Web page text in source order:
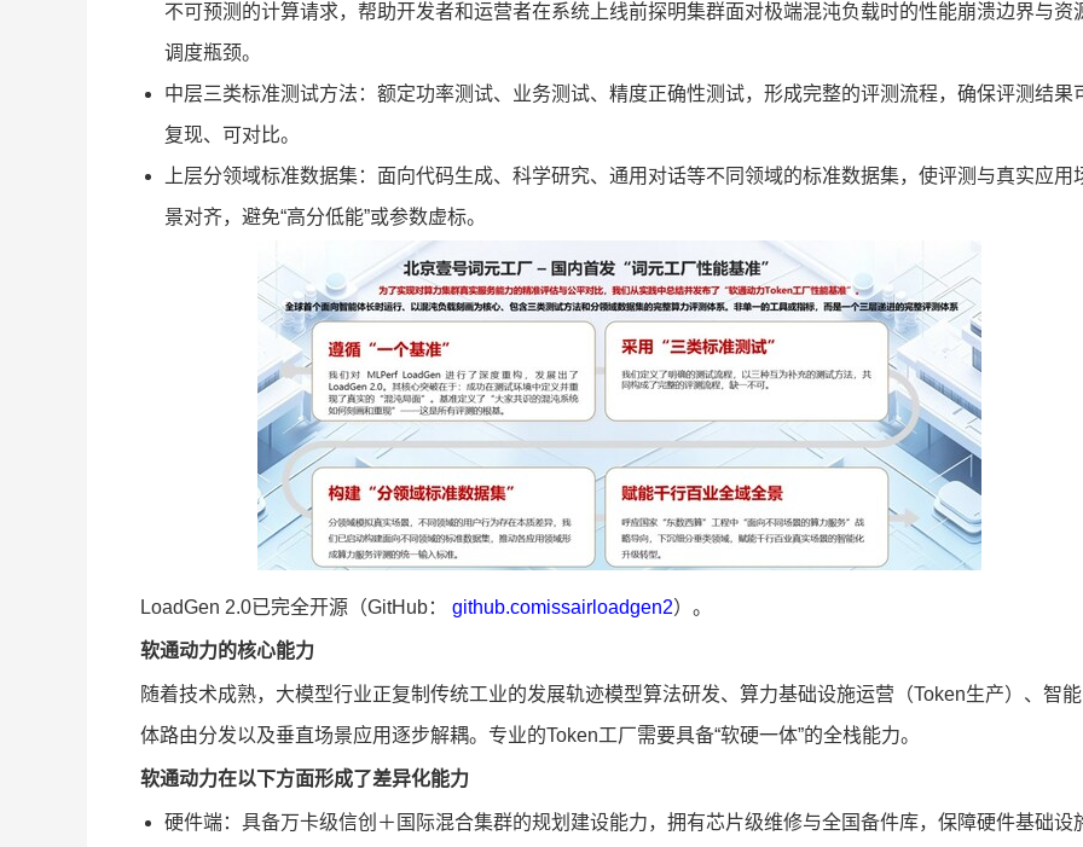
不可预测的计算请求，帮助开发者和运营者在系统上线前探明集群面对极端混沌负载时的性能崩溃边界与资
调度瓶颈。
中层三类标准测试方法：额定功率测试、业务测试、精度正确性测试，形成完整的评测流程，确保评测结果
复现、可对比。
上层分领域标准数据集：面向代码生成、科学研究、通用对话等不同领域的标准数据集，使评测与真实应用
景对齐，避免“高分低能”或参数虚标。
LoadGen 2.0已完全开源（GitHub： github.comissairloadgen2）。
软通动力的核心能力
随着技术成熟，大模型行业正复制传统工业的发展轨迹模型算法研发、算力基础设施运营（Token生产）、智能
体路由分发以及垂直场景应用逐步解耦。专业的Token工厂需要具备“软硬一体”的全栈能力。
软通动力在以下方面形成了差异化能力
硬件端：具备万卡级信创＋国际混合集群的规划建设能力，拥有芯片级维修与全国备件库，保障硬件基础设